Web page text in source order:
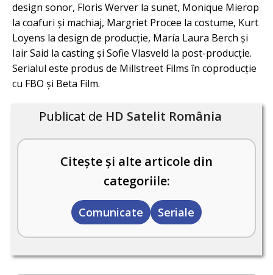
design sonor, Floris Werver la sunet, Monique Mierop
la coafuri și machiaj, Margriet Procee la costume, Kurt
Loyens la design de producție, María Laura Berch și
Iair Said la casting și Sofie Vlasveld la post-producție.
Serialul este produs de Millstreet Films în coproducție
cu FBO și Beta Film.
Publicat de HD Satelit România
Citește și alte articole din
categoriile:
Comunicate Seriale